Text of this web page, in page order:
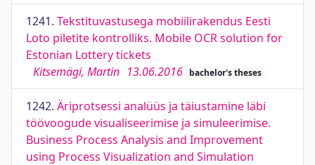
1241. Tekstituvastusega mobiilirakendus Eesti
Loto piletite kontrolliks. Mobile OCR solution for
Estonian Lottery tickets
Kitsemägi, Martin 13.06.2016 bachelor's theses
1242. Äriprotsessi analüüs ja täiustamine läbi
töövoogude visualiseerimise ja simuleerimise.
Business Process Analysis and Improvement
using Process Visualization and Simulation